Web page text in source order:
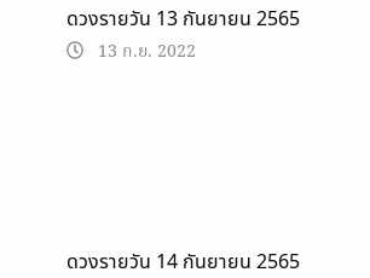
ดวงรายวัน 13 กันยายน 2565
13 ก.ย. 2022
ดวงรายวัน 14 กันยายน 2565